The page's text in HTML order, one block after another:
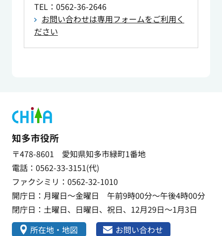
TEL：0562-36-2646
お問い合わせは専用フォームをご利用く
ださい
知多市役所
〒478-8601 愛知県知多市緑町1番地
電話：0562-33-3151(代)
ファクシミリ：0562-32-1010
開庁日：月曜日～金曜日 午前9時00分～午後4時00分
閉庁日：土曜日、日曜日、祝日、12月29日～1月3日
所在地・地図
お問い合わせ